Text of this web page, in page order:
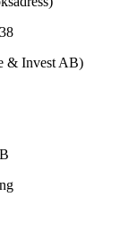
& Invest AB)